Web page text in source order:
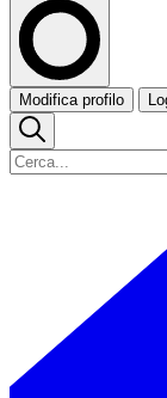
Modifica profilo